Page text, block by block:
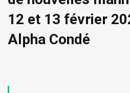
12 et 13 février
Alpha Condé